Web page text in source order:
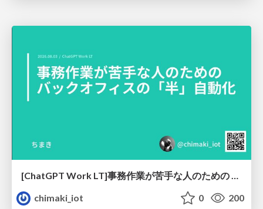
[ChatGPT Work LT]事務作業が苦手な人のための バックオフィスの「半」自動化
chimaki_iot
0 200